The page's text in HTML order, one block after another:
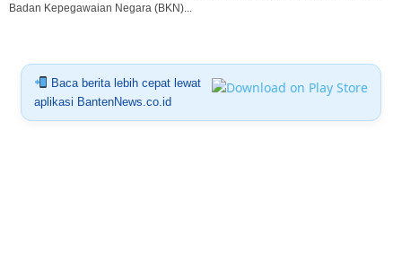
Badan Kepegawaian Negara (BKN)...
Baca berita lebih cepat lewat
aplikasi BantenNews.co.id